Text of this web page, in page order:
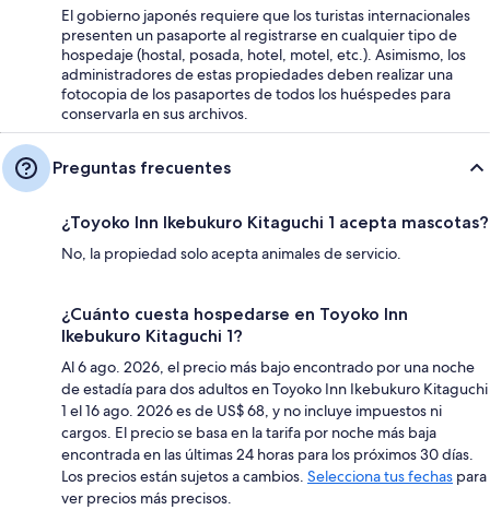
El gobierno japonés requiere que los turistas internacionales
presenten un pasaporte al registrarse en cualquier tipo de
hospedaje (hostal, posada, hotel, motel, etc.). Asimismo, los
administradores de estas propiedades deben realizar una
fotocopia de los pasaportes de todos los huéspedes para
conservarla en sus archivos.
Preguntas frecuentes
¿Toyoko Inn Ikebukuro Kitaguchi 1 acepta mascotas?
No, la propiedad solo acepta animales de servicio.
¿Cuánto cuesta hospedarse en Toyoko Inn
Ikebukuro Kitaguchi 1?
Al 6 ago. 2026, el precio más bajo encontrado por una noche
de estadía para dos adultos en Toyoko Inn Ikebukuro Kitaguchi
1 el 16 ago. 2026 es de US$ 68, y no incluye impuestos ni
cargos. El precio se basa en la tarifa por noche más baja
encontrada en las últimas 24 horas para los próximos 30 días.
Los precios están sujetos a cambios. Selecciona tus fechas para
ver precios más precisos.